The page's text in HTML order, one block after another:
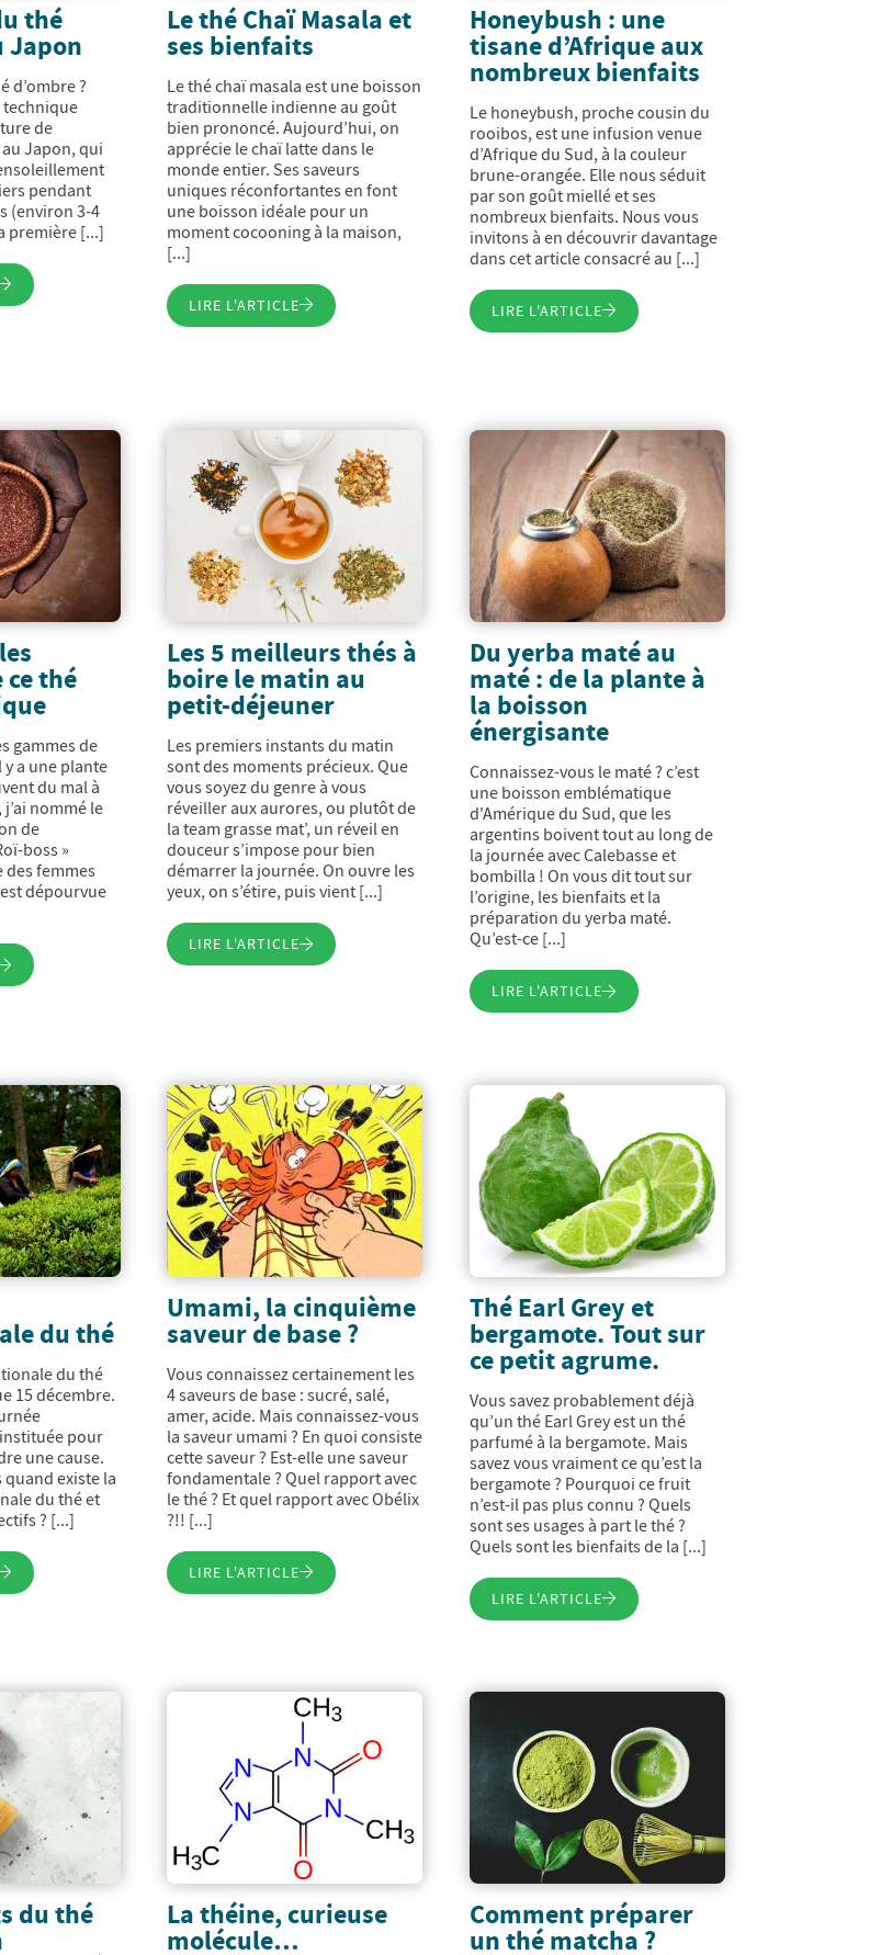
thé
Japon
d’ombre ?
technique
de
Japon, qui
pendant
(environ 3-4
première [...]
Le thé Chaï Masala et
ses bienfaits
Le thé chaï masala est une boisson
traditionnelle indienne au goût
bien prononcé. Aujourd’hui, on
apprécie le chaï latte dans le
monde entier. Ses saveurs
uniques réconfortantes en font
une boisson idéale pour un
moment cocooning à la maison,
[...]
LIRE L'ARTICLE
Honeybush : une
tisane d’Afrique aux
nombreux bienfaits
Le honeybush, proche cousin du
rooibos, est une infusion venue
d’Afrique du Sud, à la couleur
brune-orangée. Elle nous séduit
par son goût miellé et ses
nombreux bienfaits. Nous vous
invitons à en découvrir davantage
dans cet article consacré au [...]
LIRE L'ARTICLE
thé
gammes de
a une plante
du mal à
nommé le
de
boss »
des femmes
dépourvue
Les 5 meilleurs thés à
boire le matin au
petit-déjeuner
Les premiers instants du matin
sont des moments précieux. Que
vous soyez du genre à vous
réveiller aux aurores, ou plutôt de
la team grasse mat’, un réveil en
douceur s’impose pour bien
démarrer la journée. On ouvre les
yeux, on s’étire, puis vient [...]
LIRE L'ARTICLE
Du yerba maté au
maté : de la plante à
la boisson
énergisante
Connaissez-vous le maté ? c’est
une boisson emblématique
d'Amérique du Sud, que les
argentins boivent tout au long de
la journée avec Calebasse et
bombilla ! On vous dit tout sur
l’origine, les bienfaits et la
préparation du yerba maté.
Qu’est-ce [...]
LIRE L'ARTICLE
du thé
du thé
15 décembre.
pour
une cause.
quand existe la
du thé et
? [...]
Umami, la cinquième
saveur de base ?
Vous connaissez certainement les
4 saveurs de base : sucré, salé,
amer, acide. Mais connaissez-vous
la saveur umami ? En quoi consiste
cette saveur ? Est-elle une saveur
fondamentale ? Quel rapport avec
le thé ? Et quel rapport avec Obélix
?!! [...]
LIRE L'ARTICLE
Thé Earl Grey et
bergamote. Tout sur
ce petit agrume.
Vous savez probablement déjà
qu’un thé Earl Grey est un thé
parfumé à la bergamote. Mais
savez vous vraiment ce qu’est la
bergamote ? Pourquoi ce fruit
n’est-il pas plus connu ? Quels
sont ses usages à part le thé ?
Quels sont les bienfaits de la [...]
LIRE L'ARTICLE
du thé La théine, curieuse
molécule…
Comment préparer
un thé matcha ?